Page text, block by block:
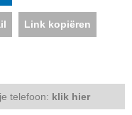
Link kopiëren
telefoon: klik hier